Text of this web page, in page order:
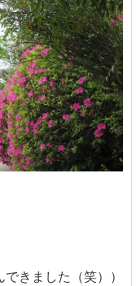
きました（笑））